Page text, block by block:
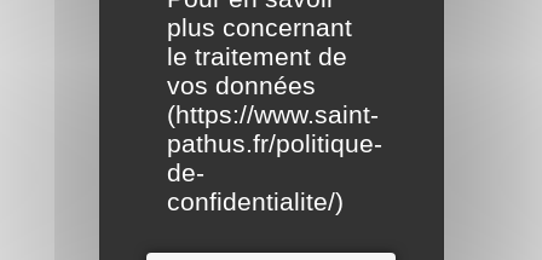
plus concernant
le traitement de
vos données
(https://www.saint-
pathus.fr/politique-
de-
confidentialite/)